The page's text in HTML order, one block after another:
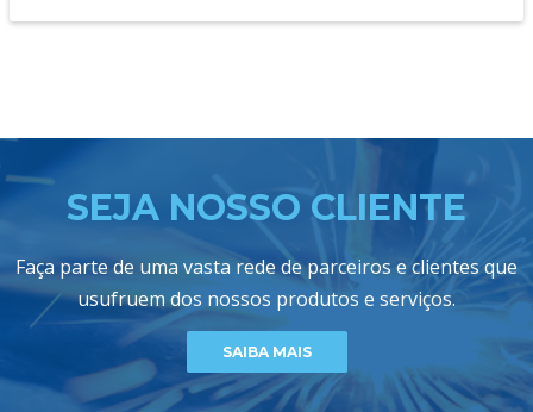
SEJA NOSSO CLIENTE
Faça parte de uma vasta rede de parceiros e clientes que
usufruem dos nossos produtos e serviços.
SAIBA MAIS